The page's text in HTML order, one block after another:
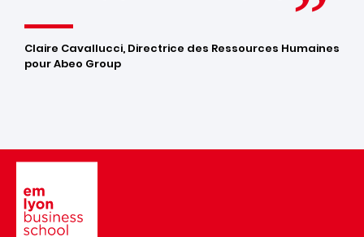
Claire Cavallucci, Directrice des Ressources Humaines
pour Abeo Group